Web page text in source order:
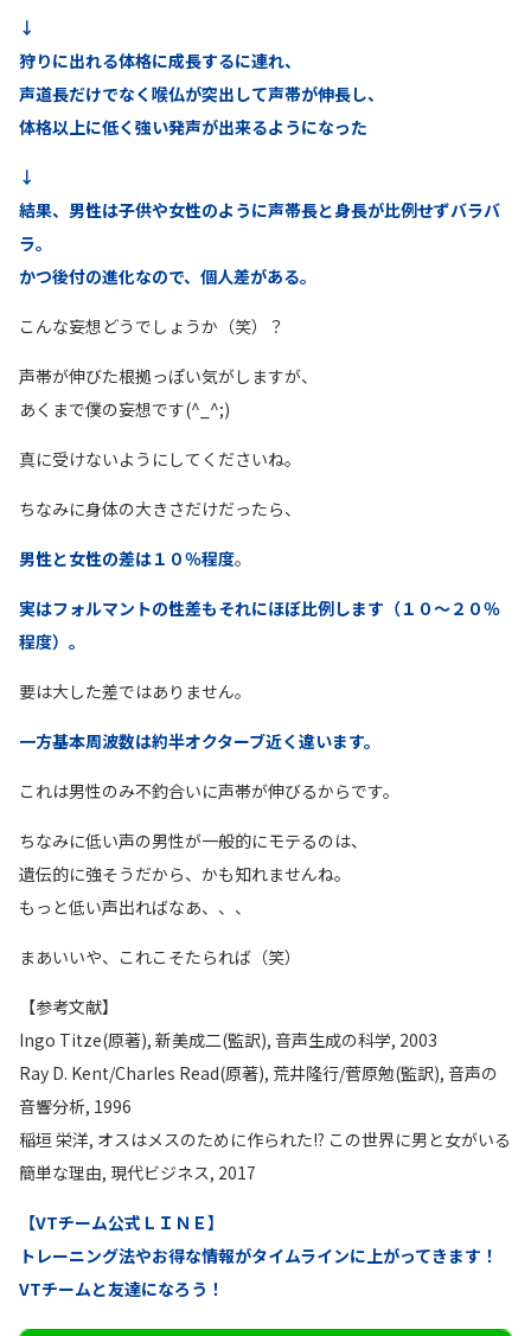
↓
狩りに出れる体格に成長するに連れ、
声道長だけでなく喉仏が突出して声帯が伸長し、
体格以上に低く強い発声が出来るようになった
↓
結果、男性は子供や女性のように声帯長と身長が比例せずバラバ
ラ。
かつ後付の進化なので、個人差がある。
こんな妄想どうでしょうか（笑）？
声帯が伸びた根拠っぽい気がしますが、
あくまで僕の妄想です(^_^;)
真に受けないようにしてくださいね。
ちなみに身体の大きさだけだったら、
男性と女性の差は１０％程度。
実はフォルマントの性差もそれにほぼ比例します（１０〜２０％
程度）。
要は大した差ではありません。
一方基本周波数は約半オクターブ近く違います。
これは男性のみ不釣合いに声帯が伸びるからです。
ちなみに低い声の男性が一般的にモテるのは、
遺伝的に強そうだから、かも知れませんね。
もっと低い声出ればなあ、、、
まあいいや、これこそたられば（笑）
【参考文献】
Ingo Titze(原著), 新美成二(監訳), 音声生成の科学, 2003
Ray D. Kent/Charles Read(原著), 荒井隆行/菅原勉(監訳), 音声の
音響分析, 1996
稲垣 栄洋, オスはメスのために作られた!? この世界に男と女がいる
簡単な理由, 現代ビジネス, 2017
【VTチーム公式ＬＩＮＥ】
トレーニング法やお得な情報がタイムラインに上がってきます！
VTチームと友達になろう！